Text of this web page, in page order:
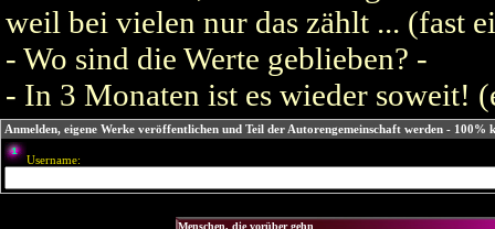
weil bei vielen nur das zählt ... (fast
­­- Wo sind die Werte geblieben? -
-­ In 3 Monaten ist es wieder soweit!
Anmelden, eigene Werke veröffentlichen und Teil der Autorengemeinschaft werden - 100%
Username: